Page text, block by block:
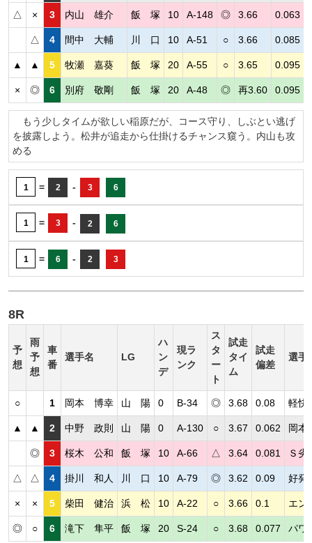
△ × 3 内山 雄介 飯 塚 10 A-148 ◎ 3.66 0.063
△ 4 間中 大輔 川 口 10 A-51 ○ 3.66 0.085
▲ ▲ 5 牧瀬 嘉葵 飯 塚 20 A-55 ○ 3.65 0.095
× ◎ 6 別府 敬剛 飯 塚 20 A-48 ◎ 再3.60 0.095
もう少しタイムが欲しい稲原だが、コース守り、しぶとい逃げ
を披露しよう。松井が追走から仕掛けるチャンス窺う。内山も攻
める
1 = 2 - 3 6
1 = 3 - 2 6
1 = 6 - 2 3
8R
予
想
雨
予
想
車
番
選手名 LG
ハ
ン
デ
現ラ
ンク
ス
タ
ー
ト
試走
タイ
ム
試走
偏差
選手
○ 1 岡本 博幸 山 陽 0 B-34 ◎ 3.68 0.08 軽快
▲ ▲ 2 中野 政則 山 陽 0 A-130 ○ 3.67 0.062 岡本
◎ 3 桜木 公和 飯 塚 10 A-66 △ 3.64 0.081 Ｓ劣
△ △ 4 掛川 和人 川 口 10 A-79 ◎ 3.62 0.09 好発
× × 5 柴田 健治 浜 松 10 A-22 ○ 3.66 0.1 エン
◎ ○ 6 滝下 隼平 飯 塚 20 S-24 ○ 3.68 0.077 パワ